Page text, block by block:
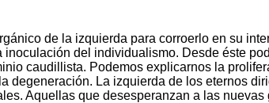
de la izquierda para corroerlo en su
del individualismo. Desde éste
caudillista. Podemos explicarnos la
La izquierda de los eternos
Aquellas que desesperanzan a las